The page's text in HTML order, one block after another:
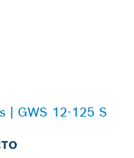
| GWS 12-125 S